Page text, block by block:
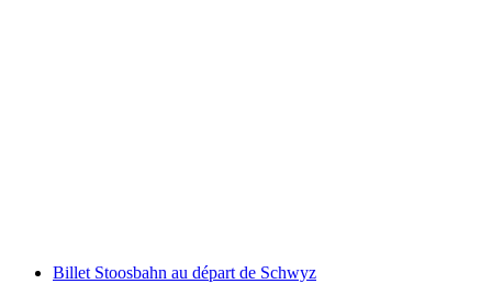
Billet Stoosbahn au départ de Schwyz